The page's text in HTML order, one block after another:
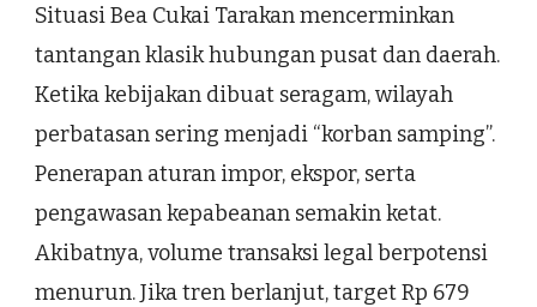
Situasi Bea Cukai Tarakan mencerminkan
tantangan klasik hubungan pusat dan daerah.
Ketika kebijakan dibuat seragam, wilayah
perbatasan sering menjadi “korban samping”.
Penerapan aturan impor, ekspor, serta
pengawasan kepabeanan semakin ketat.
Akibatnya, volume transaksi legal berpotensi
menurun. Jika tren berlanjut, target Rp 679